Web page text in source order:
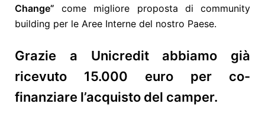
Change” come migliore proposta di community
building per le Aree Interne del nostro Paese.
Grazie a Unicredit abbiamo già
ricevuto 15.000 euro per co-
finanziare l’acquisto del camper.